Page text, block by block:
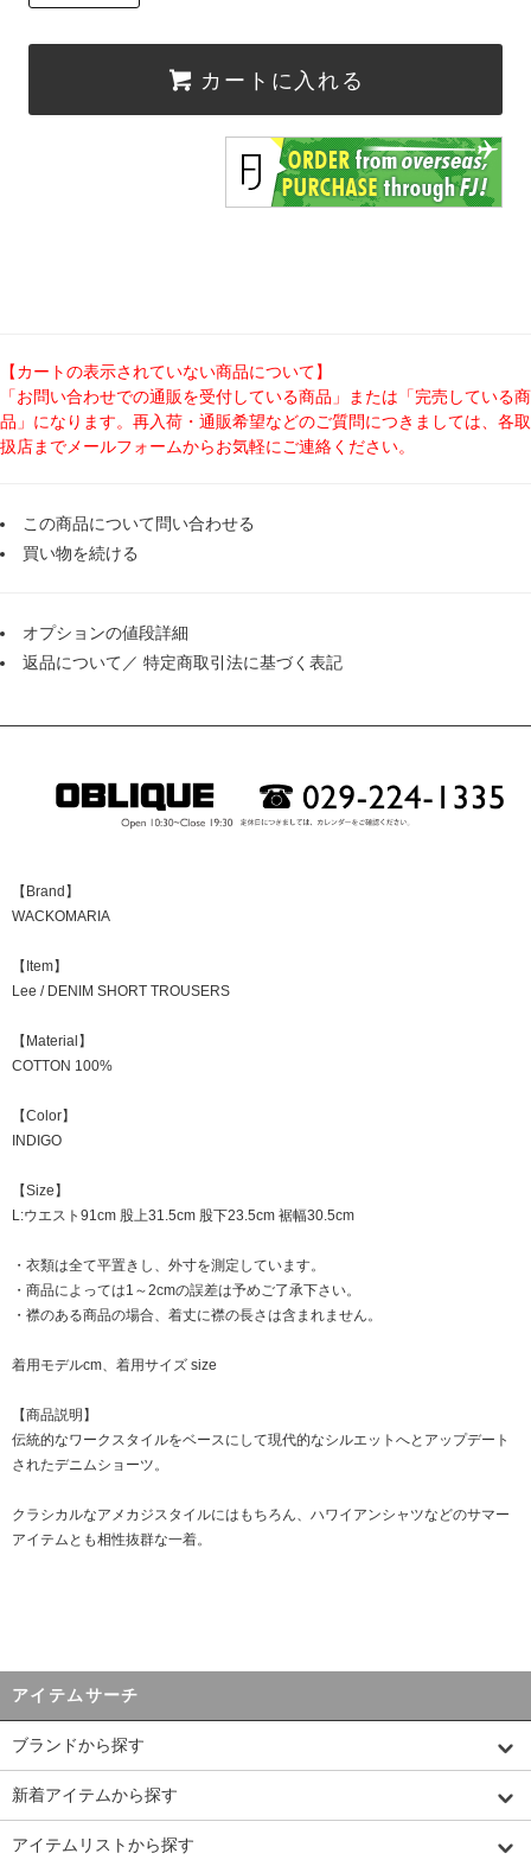
カートに入れる
【カートの表示されていない商品について】
「お問い合わせでの通販を受付している商品」または「完売している商
品」になります。再入荷・通販希望などのご質問につきましては、各取
扱店までメールフォームからお気軽にご連絡ください。
この商品について問い合わせる
買い物を続ける
オプションの値段詳細
返品について ／ 特定商取引法に基づく表記
【Brand】
WACKOMARIA
【Item】
Lee / DENIM SHORT TROUSERS
【Material】
COTTON 100%
【Color】
INDIGO
【Size】
L:ウエスト91cm 股上31.5cm 股下23.5cm 裾幅30.5cm
・衣類は全て平置きし、外寸を測定しています。
・商品によっては1～2cmの誤差は予めご了承下さい。
・襟のある商品の場合、着丈に襟の長さは含まれません。
着用モデルcm、着用サイズ size
【商品説明】
伝統的なワークスタイルをベースにして現代的なシルエットへとアップデート
されたデニムショーツ。
クラシカルなアメカジスタイルにはもちろん、ハワイアンシャツなどのサマー
アイテムとも相性抜群な一着。
アイテムサーチ
ブランドから探す
新着アイテムから探す
アイテムリストから探す